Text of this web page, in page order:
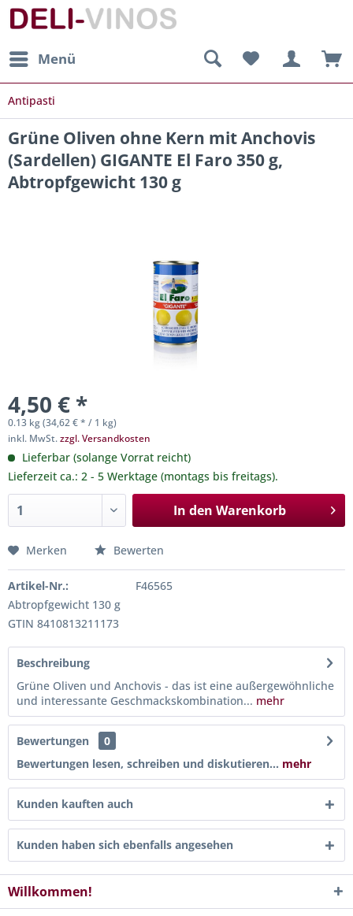
Menü
Antipasti
Grüne Oliven ohne Kern mit Anchovis
(Sardellen) GIGANTE El Faro 350 g,
Abtropfgewicht 130 g
4,50 € *
0.13 kg (34,62 € * / 1 kg)
inkl. MwSt.zzgl. Versandkosten
Lieferbar (solange Vorrat reicht)
Lieferzeit ca.: 2 - 5 Werktage (montags bis freitags).
In den Warenkorb
Merken Bewerten
Artikel-Nr.:
F46565
Abtropfgewicht 130 g
GTIN 8410813211173
Beschreibung
Grüne Oliven und Anchovis - das ist eine außergewöhnliche
und interessante Geschmackskombination... mehr
Bewertungen
0
Bewertungen lesen, schreiben und diskutieren... mehr
Kunden kauften auch
Kunden haben sich ebenfalls angesehen
Willkommen!